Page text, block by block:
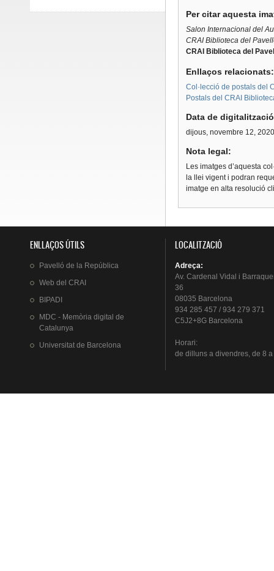
Per citar aquesta
Salon Internacional del
CRAI Biblioteca del
CRAI Biblioteca del
Enllaços
Col·lecció de postals del
Postals del CRAI
Data de
dijous, novembre 12, 2020
Nota legal:
Les imatges d’aquesta
la llei vigent i podran
imatge en alta resolució
ENLLAÇOS ÚTILS
Pavelló de la República
Web del CRAI
BIPADI
MDC - Memòria digital de
Catalunya
Universitat de Barcelona
LOCALITZACIÓ
Adreça:
Av. Cardenal Vidal i
36
08035 Barcelona
934 285 457 / 934 279 371
C5J2+8G Barcelona
Horari:
de dillunsa divendres, de 8